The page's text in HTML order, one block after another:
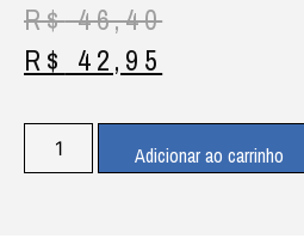
R$46,40
R$ 42,95
Adicionar ao carrinho